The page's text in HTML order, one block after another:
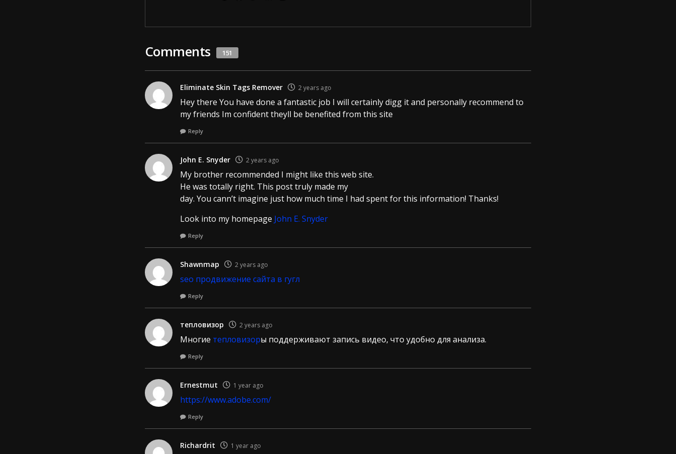
Comments 151
Eliminate Skin Tags Remover 2 years ago
Hey there You have done a fantastic job I will certainly digg it and personally recommend to
my friends Im confident theyll be benefited from this site
Reply
John E. Snyder 2 years ago
My brother recommended I might like this web site.
He was totally right. This post truly made my
day. You cann’t imagine just how much time I had spent for this information! Thanks!
Look into my homepage John E. Snyder
Reply
Shawnmap 2 years ago
seo продвижение сайта в гугл
Reply
тепловизор 2 years ago
Многие тепловизоры поддерживают запись видео, что удобно для анализа.
Reply
Ernestmut 1 year ago
https://www.adobe.com/
Reply
Richardrit 1 year ago